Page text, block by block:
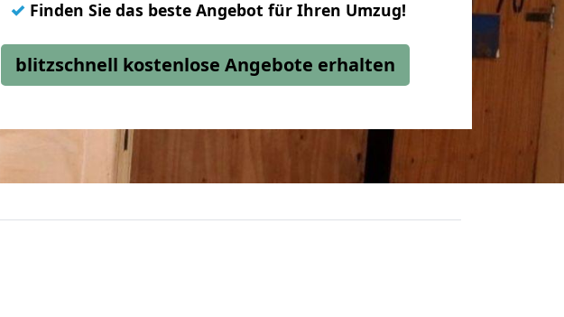
✓ Finden Sie das beste Angebot für Ihren Umzug!
blitzschnell kostenlose Angebote erhalten